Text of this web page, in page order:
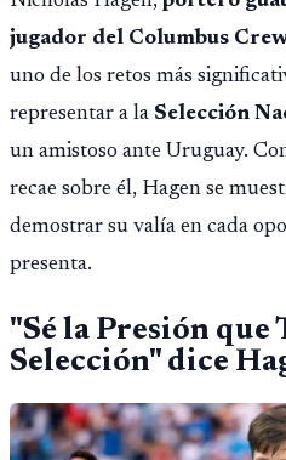
jugador del Columbus
uno de los retos más
representar a la Selección
un amistoso ante Uruguay.
recae sobre él, Hagen se
demostrar su valía en cada
presenta.
"Sé la Presión que
Selección" dice